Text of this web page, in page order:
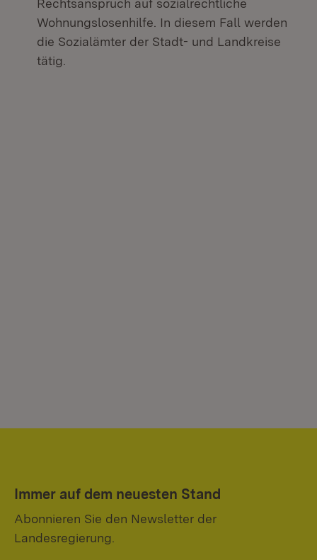
Rechtsanspruch auf sozialrechtliche
Wohnungslosenhilfe. In diesem Fall werden
die Sozialämter der Stadt- und Landkreise
tätig.
Immer auf dem neuesten Stand
Abonnieren Sie den Newsletter der
Landesregierung.